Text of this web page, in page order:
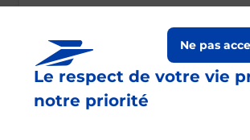
Le respect de votre vie
notre priorité
Ne pas
Boîte aux lettres La Poste
Le lien s'ouvre dans un nouvel onglet